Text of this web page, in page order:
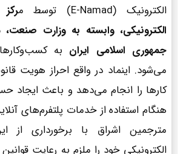
الکترونیک (E-Namad) توسط م
الکترونیکی، وابسته به وزارت
جمهوری اسلامی ایران به
می‌شود. اینماد در واقع احراز هویت
کارها را انجام می‌دهد و باعث ایجاد
هنگام استفاده از خدمات پلتفرم‌های
مترجمین اشراق با برخورداری از
الکترونیکی خود را ملزم به رعایت